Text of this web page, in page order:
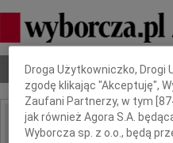
Nekrologi Odeszli
IMIĘ I NAZWISKO:
Dbamy o Twoją prywatność
Droga Użytkowniczko, Drogi
zgodę klikając "Akceptuję",
Zaufani Partnerzy, w tym [
jak również Agora S.A.
Wyborcza sp. z o.o., będą